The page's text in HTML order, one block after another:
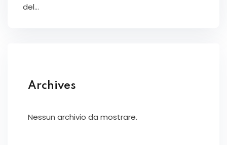
del…
Archives
Nessun archivio da mostrare.